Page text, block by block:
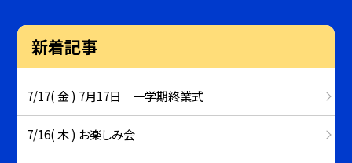
新着記事
7/17( 金 ) 7月17日 一学期終業式
7/16( 木 ) お楽しみ会